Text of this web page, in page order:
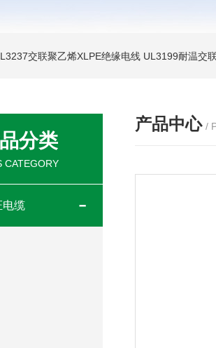
交联聚乙烯XLPE绝缘电线 UL3199耐温交
分类
CATEGORY
电缆
产品中心 /